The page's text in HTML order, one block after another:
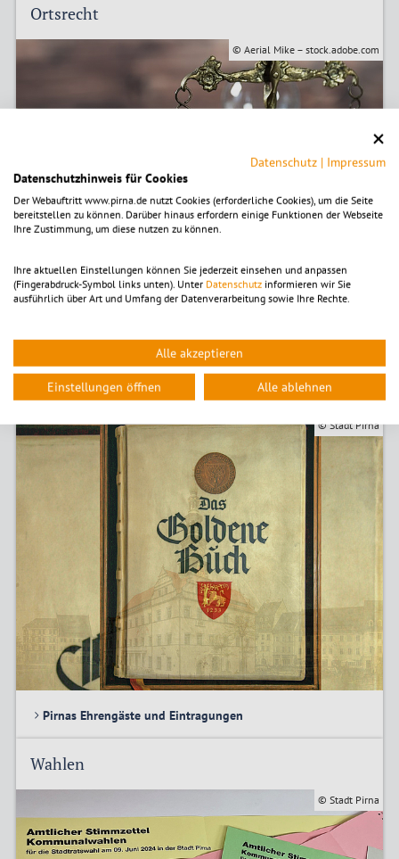
Ortsrecht
© Aerial Mike – stock.adobe.com
Satzungen und Richtlinien
Das goldene Buch
© Stadt Pirna
Pirnas Ehrengäste und Eintragungen
Wahlen
© Stadt Pirna
Datenschutz | Impressum
Datenschutzhinweis für Cookies
Der Webauftritt www.pirna.de nutzt Cookies (erforderliche Cookies), um die Seite
bereitstellen zu können. Darüber hinaus erfordern einige Funktionen der Webseite
Ihre Zustimmung, um diese nutzen zu können.
Ihre aktuellen Einstellungen können Sie jederzeit einsehen und anpassen
(Fingerabdruck-Symbol links unten). Unter Datenschutz informieren wir Sie
ausführlich über Art und Umfang der Datenverarbeitung sowie Ihre Rechte.
Alle akzeptieren
Einstellungen öffnen Alle ablehnen